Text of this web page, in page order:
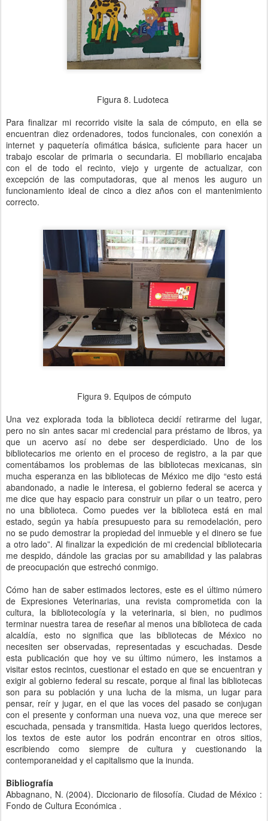
Figura 8. Ludoteca
Para finalizar mi recorrido visite la sala de cómputo, en ella se
encuentran diez ordenadores, todos funcionales, con conexión a
internet y paquetería ofimática básica, suficiente para hacer un
trabajo escolar de primaria o secundaria. El mobiliario encajaba
con el de todo el recinto, viejo y urgente de actualizar, con
excepción de las computadoras, que al menos les auguro un
funcionamiento ideal de cinco a diez años con el mantenimiento
correcto.
Figura 9. Equipos de cómputo
Una vez explorada toda la biblioteca decidí retirarme del lugar,
pero no sin antes sacar mi credencial para préstamo de libros, ya
que un acervo así no debe ser desperdiciado. Uno de los
bibliotecarios me oriento en el proceso de registro, a la par que
comentábamos los problemas de las bibliotecas mexicanas, sin
mucha esperanza en las bibliotecas de México me dijo “esto está
abandonado, a nadie le interesa, el gobierno federal se acerca y
me dice que hay espacio para construir un pilar o un teatro, pero
no una biblioteca. Como puedes ver la biblioteca está en mal
estado, según ya había presupuesto para su remodelación, pero
no se pudo demostrar la propiedad del inmueble y el dinero se fue
a otro lado”. Al finalizar la expedición de mi credencial bibliotecaria
me despido, dándole las gracias por su amabilidad y las palabras
de preocupación que estrechó conmigo.
Cómo han de saber estimados lectores, este es el último número
de Expresiones Veterinarias, una revista comprometida con la
cultura, la bibliotecología y la veterinaria, si bien, no pudimos
terminar nuestra tarea de reseñar al menos una biblioteca de cada
alcaldía, esto no significa que las bibliotecas de México no
necesiten ser observadas, representadas y escuchadas. Desde
esta publicación que hoy ve su último número, les instamos a
visitar estos recintos, cuestionar el estado en que se encuentran y
exigir al gobierno federal su rescate, porque al final las bibliotecas
son para su población y una lucha de la misma, un lugar para
pensar, reír y jugar, en el que las voces del pasado se conjugan
con el presente y conforman una nueva voz, una que merece ser
escuchada, pensada y transmitida. Hasta luego queridos lectores,
los textos de este autor los podrán encontrar en otros sitios,
escribiendo como siempre de cultura y cuestionando la
contemporaneidad y el capitalismo que la inunda.
Bibliografía
Abbagnano, N. (2004). Diccionario de filosofía. Ciudad de México :
Fondo de Cultura Económica .